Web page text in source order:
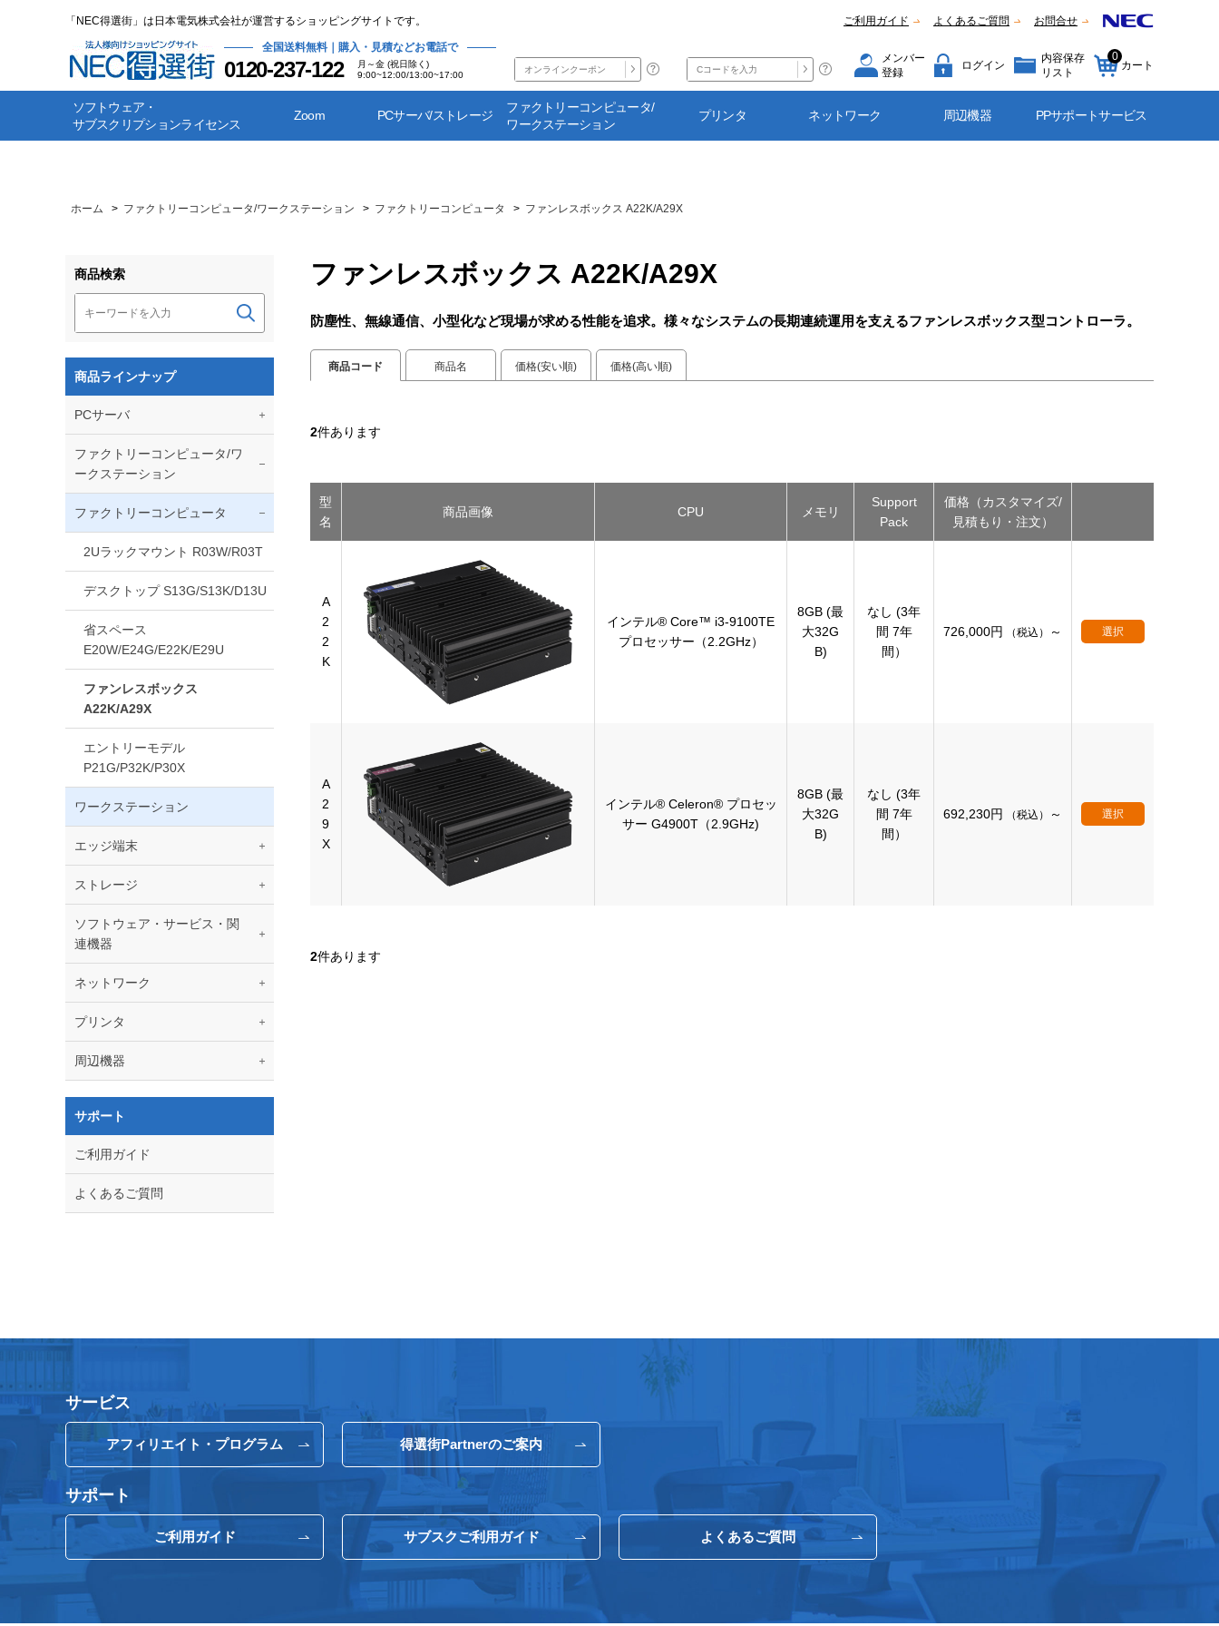
「NEC得選街」は日本電気株式会社が運営するショッピングサイトです。 ご利用ガイド よくあるご質問 お問合せ
全国送料無料｜購入・見積などお電話で
0120-237-122
月～金 (祝日除く)
9:00~12:00/13:00~17:00
メンバー
登録
ログイン
内容保存
リスト
0
カート
ソフトウェア・
サブスクリプションライセンス
Zoom PCサーバ/ストレージ
ファクトリーコンピュータ/
ワークステーション
プリンタ ネットワーク 周辺機器 PPサポートサービス
ホーム > ファクトリーコンピュータ/ワークステーション > ファクトリーコンピュータ > ファンレスボックス A22K/A29X
商品検索
商品ラインナップ
PCサーバ
ファクトリーコンピュータ/ワ
ークステーション
ファクトリーコンピュータ
2Uラックマウント R03W/R03T
デスクトップ S13G/S13K/D13U
省スペース
E20W/E24G/E22K/E29U
ファンレスボックス
A22K/A29X
エントリーモデル
P21G/P32K/P30X
ワークステーション
エッジ端末
ストレージ
ソフトウェア・サービス・関
連機器
ネットワーク
プリンタ
周辺機器
サポート
ご利用ガイド
よくあるご質問
ファンレスボックス A22K/A29X
防塵性、無線通信、小型化など現場が求める性能を追求。様々なシステムの長期連続運用を支えるファンレスボックス型コントローラ。
商品コード 商品名 価格(安い順) 価格(高い順)
2件あります
型
名
商品画像 CPU メモリ
Support
Pack
価格（カスタマイズ/
見積もり・注文）
A
2
2
K
インテル® Core™ i3-9100TE
プロセッサー（2.2GHz）
8GB (最
大32G
B)
なし (3年
間 7年
間）
726,000円 （税込） ～ 選択
A
2
9
X
インテル® Celeron® プロセッ
サー G4900T（2.9GHz)
8GB (最
大32G
B)
なし (3年
間 7年
間）
692,230円 （税込） ～ 選択
2件あります
サービス
アフィリエイト・プログラム 得選街Partnerのご案内
サポート
ご利用ガイド サブスクご利用ガイド よくあるご質問